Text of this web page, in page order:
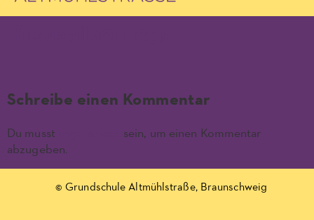
Schreibe einen Kommentar
Du musst
sein, um einen Kommentar
abzugeben.
© Grundschule Altmühlstraße, Braunschweig